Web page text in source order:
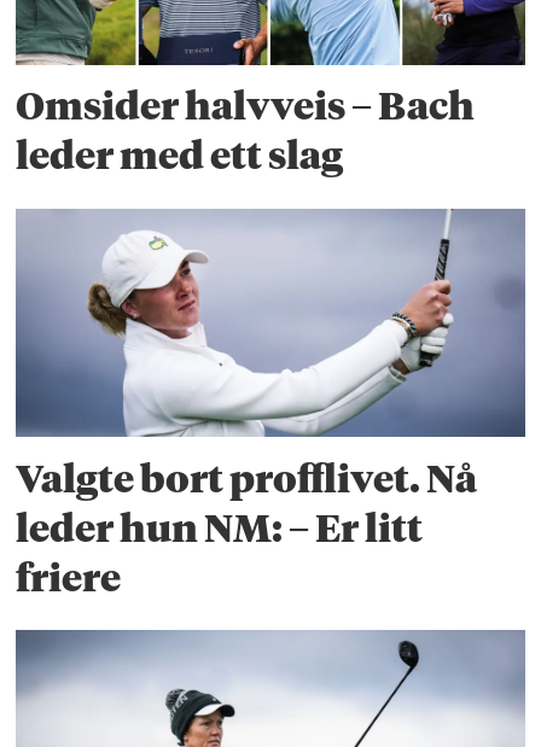
Omsider halvveis – Bach
leder med ett slag
Valgte bort profflivet. Nå
leder hun NM: – Er litt
friere